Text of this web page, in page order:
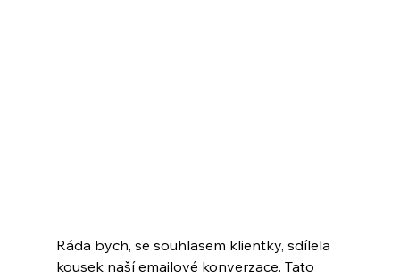
Ráda bych, se souhlasem klientky, sdílela
kousek naší emailové konverzace. Tato